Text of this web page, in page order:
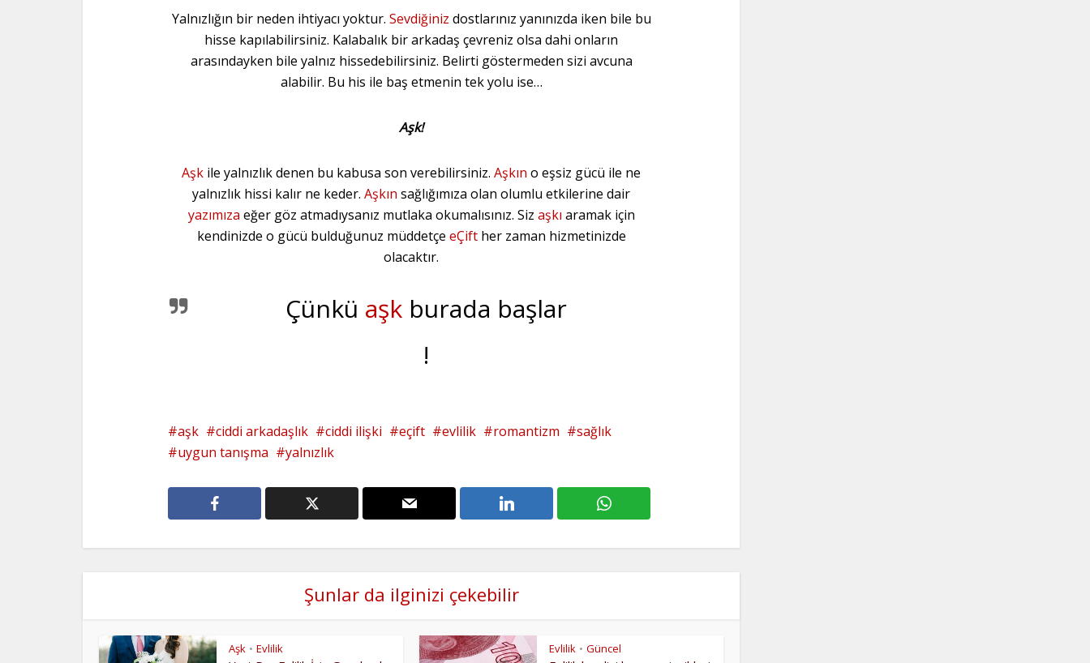
Yalnızlığın bir neden ihtiyacı yoktur. Sevdiğiniz dostlarınız yanınızda iken bile bu
hisse kapılabilirsiniz. Kalabalık bir arkadaş çevreniz olsa dahi onların
arasındayken bile yalnız hissedebilirsiniz. Belirti göstermeden sizi avcuna
alabilir. Bu his ile baş etmenin tek yolu ise…
Aşk!
Aşk ile yalnızlık denen bu kabusa son verebilirsiniz. Aşkın o eşsiz gücü ile ne
yalnızlık hissi kalır ne keder. Aşkın sağlığımıza olan olumlu etkilerine dair
yazımıza eğer göz atmadıysanız mutlaka okumalısınız. Siz aşkı aramak için
kendinizde o gücü bulduğunuz müddetçe eÇifther zaman hizmetinizde
olacaktır.
Çünkü aşk burada başlar
!
aşk ciddi arkadaşlık ciddi ilişki eçift evlilik romantizm
sağlık
uygun tanışma
yalnızlık
Şunlar da ilginizi çekebilir
Aşk • Evlilik Evlilik • Güncel